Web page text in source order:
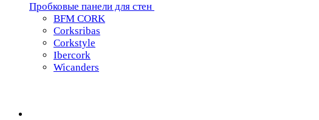
Пробковые панели для стен
BFM CORK
Corksribas
Corkstyle
Ibercork
Wicanders